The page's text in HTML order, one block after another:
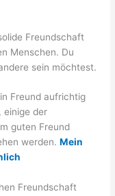
Freundschaft
Menschen. Du
sein möchtest.
Freund aufrichtig
einige der
guten Freund
werden.Mein
Freundschaft